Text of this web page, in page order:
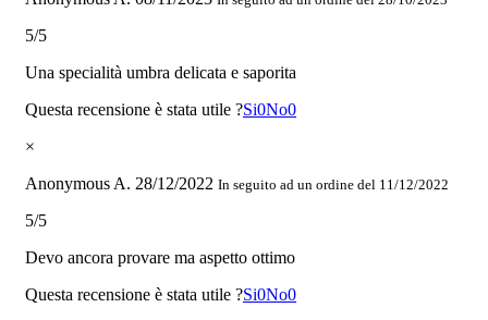
5/5
Una specialità umbra delicata e saporita
Questa recensione è stata utile ?Si0No0
×
Anonymous A. 28/12/2022 In seguito ad un ordine del 11/12/2022
5/5
Devo ancora provare ma aspetto ottimo
Questa recensione è stata utile ?Si0No0